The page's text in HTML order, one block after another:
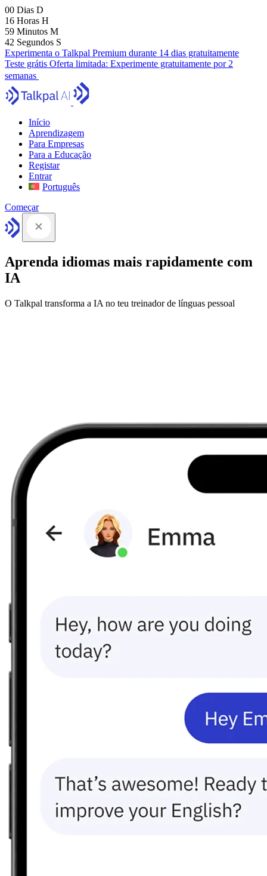
00 Dias D
16 Horas H
59 Minutos M
41 Segundos S
Experimenta o Talkpal Premium durante 14 dias gratuitamente
Teste grátis Oferta limitada: Experimente gratuitamente por 2
semanas
Início
Aprendizagem
Para Empresas
Para a Educação
Registar
Entrar
Português
Começar
Aprenda idiomas mais rapidamente com
IA
O Talkpal transforma a IA no teu treinador de línguas pessoal